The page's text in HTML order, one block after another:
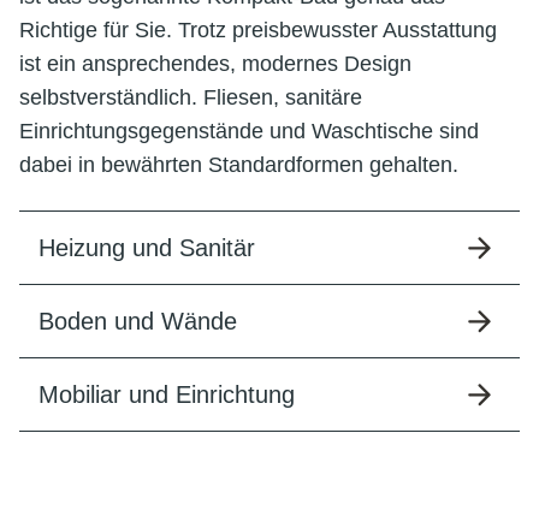
Richtige für Sie. Trotz preisbewusster Ausstattung
ist ein ansprechendes, modernes Design
selbstverständlich. Fliesen, sanitäre
Einrichtungsgegenstände und Waschtische sind
dabei in bewährten Standardformen gehalten.
Heizung und Sanitär
Boden und Wände
Mobiliar und Einrichtung